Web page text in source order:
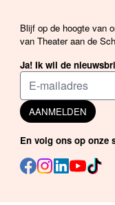
Blijf op de hoogte van
van Theater aan de
Ja! Ik wil de
AANMELDEN
En volg ons op onze